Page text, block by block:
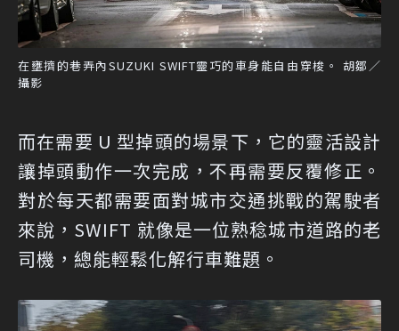
在壅擠的巷弄內SUZUKI SWIFT靈巧的車身能自由穿梭。 胡鄒／
攝影
而在需要 U 型掉頭的場景下，它的靈活設計
讓掉頭動作一次完成，不再需要反覆修正。
對於每天都需要面對城市交通挑戰的駕駛者
來說，SWIFT 就像是一位熟稔城市道路的老
司機，總能輕鬆化解行車難題。